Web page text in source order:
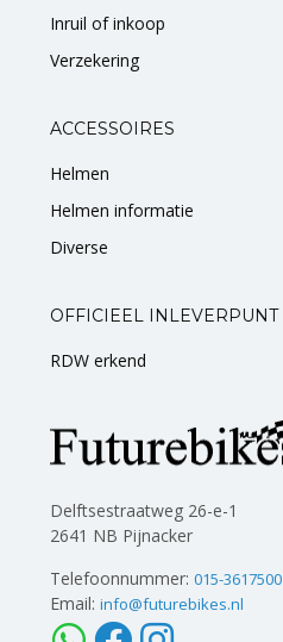
Verlichting
Inruil of inkoop
Verzekering
ACCESSOIRES
Helmen
Helmen informatie
Diverse
OFFICIEEL INLEVERPUNT
RDW erkend
Delftsestraatweg 26-e-1
2641 NB Pijnacker
Telefoonnummer: 015-3617500
Email: info@futurebikes.nl